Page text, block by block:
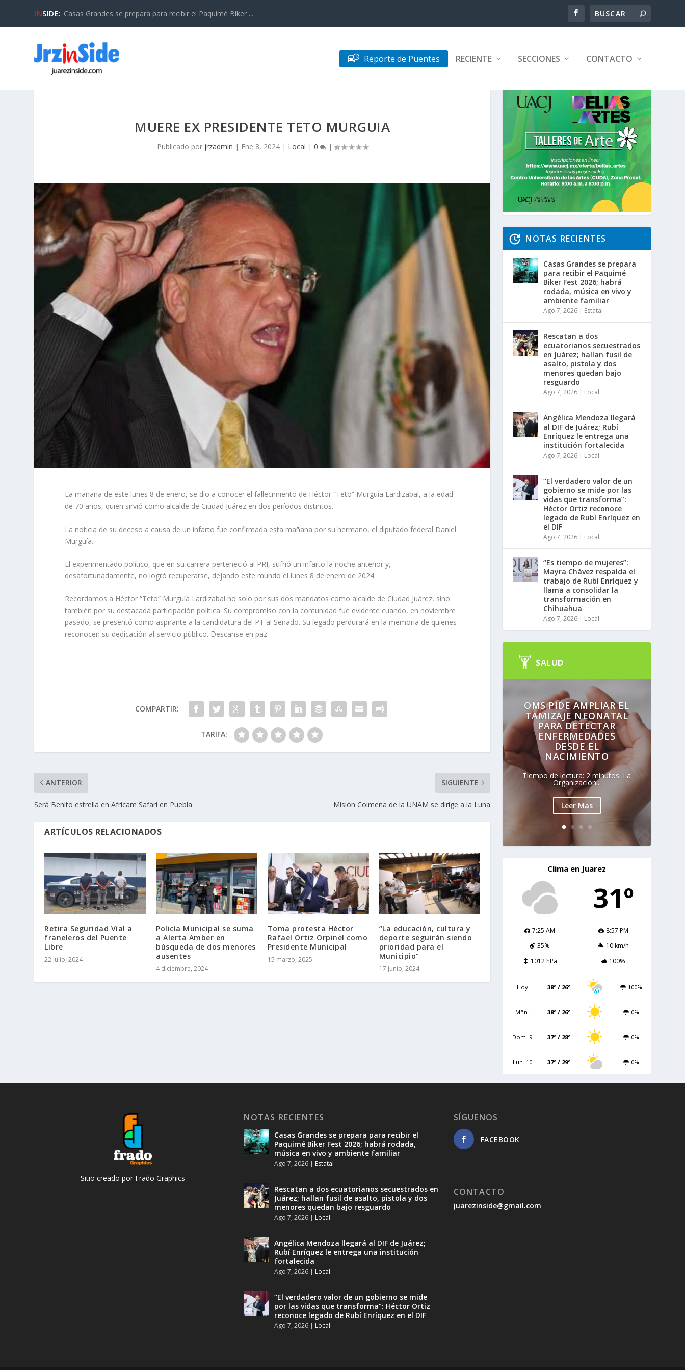
INSIDE: Casas Grandes se prepara para recibir el Paquimé Biker ...
Reporte de Puentes RECIENTE SECCIONES CONTACTO
MUERE EX PRESIDENTE TETO MURGUIA
Publicado por jrzadmin | Ene 8, 2024| Local | 0 |
La mañana de este lunes 8 de enero, se dio a conocer el fallecimiento de Héctor “Teto” Murguía Lardizabal, a la edad
de 70 años, quien sirvió como alcalde de Ciudad Juárez en dos períodos distintos.
La noticia de su deceso a causa de un infarto fue confirmada esta mañana por su hermano, el diputado federal Daniel
Murguía.
El experimentado político, que en su carrera perteneció al PRI, sufrió un infarto la noche anterior y,
desafortunadamente, no logró recuperarse, dejando este mundo el lunes 8 de enero de 2024.
Recordamos a Héctor “Teto” Murguía Lardizabal no solo por sus dos mandatos como alcalde de Ciudad Juárez, sino
también por su destacada participación política. Su compromiso con la comunidad fue evidente cuando, en noviembre
pasado, se presentó como aspirante a la candidatura del PT al Senado. Su legado perdurará en la memoria de quienes
reconocen su dedicación al servicio público. Descanse en paz.
COMPARTIR:
TARIFA:
ANTERIOR
Será Benito estrella en Africam Safari en Puebla
SIGUIENTE
Misión Colmena de la UNAM se dirige a la Luna
ARTÍCULOS RELACIONADOS
Retira Seguridad Vial a
franeleros del Puente
Libre
22 julio, 2024
Policía Municipal se suma
a Alerta Amber en
búsqueda de dos menores
ausentes
4 diciembre, 2024
Toma protesta Héctor
Rafael Ortiz Orpinel como
Presidente Municipal
15 marzo, 2025
“La educación, cultura y
deporte seguirán siendo
prioridad para el
Municipio”
17 junio, 2024
NOTAS RECIENTES
Casas Grandes se prepara
para recibir el Paquimé
Biker Fest 2026; habrá
rodada, música en vivo y
ambiente familiar
Ago 7, 2026 | Estatal
Rescatan a dos
ecuatorianos secuestrados
en Juárez; hallan fusil de
asalto, pistola y dos
menores quedan bajo
resguardo
Ago 7, 2026 | Local
Angélica Mendoza llegará
al DIF de Juárez; Rubí
Enríquez le entrega una
institución fortalecida
Ago 7, 2026 | Local
“El verdadero valor de un
gobierno se mide por las
vidas que transforma”:
Héctor Ortiz reconoce
legado de Rubí Enríquez en
el DIF
Ago 7, 2026 | Local
“Es tiempo de mujeres”:
Mayra Chávez respalda el
trabajo de Rubí Enríquez y
llama a consolidar la
transformación en
Chihuahua
Ago 7, 2026 | Local
SALUD
OMS PIDE AMPLIAR EL
TAMIZAJE NEONATAL
PARA DETECTAR
ENFERMEDADES
DESDE EL
NACIMIENTO
Tiempo de lectura: 2 minutos. La
Organización...
Leer Mas
Clima en Juarez
31º
7:25 AM
8:57 PM
35%
10 km/h
1012 hPa
100%
Hoy 38º / 26º 100%
Mñn. 38º / 26º 0%
Dom. 9 37º / 28º 0%
Lun. 10 37º / 29º 0%
Sitio creado por Frado Graphics
NOTAS RECIENTES
Casas Grandes se prepara para recibir el
Paquimé Biker Fest 2026; habrá rodada,
música en vivo y ambiente familiar
Ago 7, 2026 | Estatal
Rescatan a dos ecuatorianos secuestrados en
Juárez; hallan fusil de asalto, pistola y dos
menores quedan bajo resguardo
Ago 7, 2026 | Local
Angélica Mendoza llegará al DIF de Juárez;
Rubí Enríquez le entrega una institución
fortalecida
Ago 7, 2026 | Local
“El verdadero valor de un gobierno se mide
por las vidas que transforma”: Héctor Ortiz
reconoce legado de Rubí Enríquez en el DIF
Ago 7, 2026 | Local
SÍGUENOS
FACEBOOK
CONTACTO
juarezinside@gmail.com